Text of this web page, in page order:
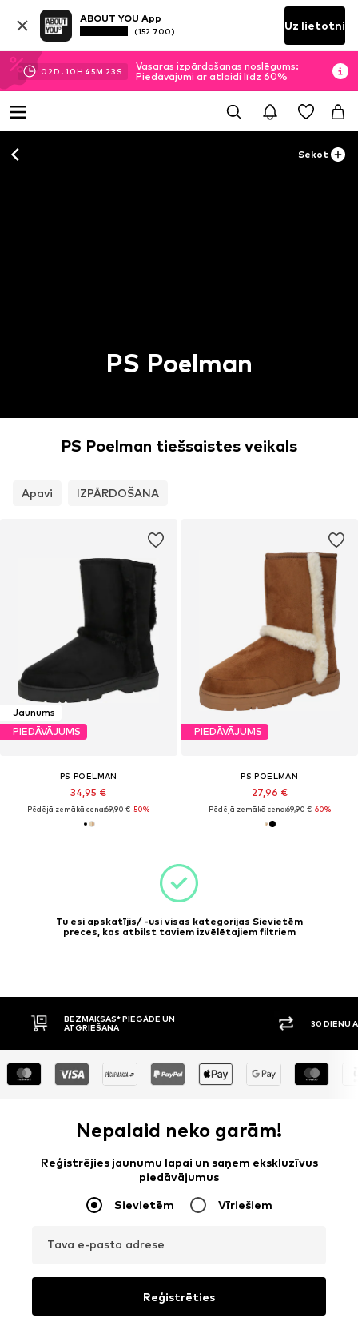
ABOUT YOU App
(152 700) Uz lietotni
02D.10H 45M 23 S
Vasaras izpārdošanas noslēgums:
Piedāvājumi ar atlaidi līdz 60%
Sekot
PS Poelman
PS Poelman tiešsaistes veikals
Apavi IZPĀRDOŠANA
Jaunums
PIEDĀVĀJUMS
PS POELMAN
34,95 €
Pēdējā zemākā cena:69,90 €-50%
PIEDĀVĀJUMS
PS POELMAN
27,96 €
Pēdējā zemākā cena:69,90 €-60%
Tu esi apskatījis/ -usi visas kategorijas Sievietēm
preces, kas atbilst taviem izvēlētajiem filtriem
BEZMAKSAS* PIEGĀDE UN
ATGRIEŠANA
30 DIENU
Nepalaid neko garām!
Reģistrējies jaunumu lapai un saņem ekskluzīvus
piedāvājumus
Sievietēm Vīriešiem
Tava e-pasta adrese
Reģistrēties